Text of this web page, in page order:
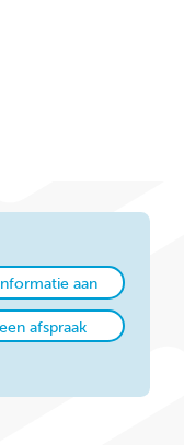
aan
afspraak